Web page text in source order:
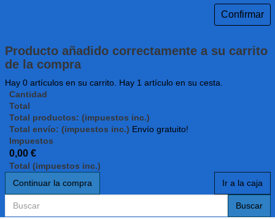
Confirmar
Producto añadido correctamente a su carrito
de la compra
Hay 0artículos en su carrito. Hay 1 artículo en su cesta.
Cantidad
Total
Total productos: (impuestos inc.)
Total envío: (impuestos inc.) Envío gratuito!
Impuestos
0,00 €
Total (impuestos inc.)
Continuar la compra
Ir a la caja
Buscar